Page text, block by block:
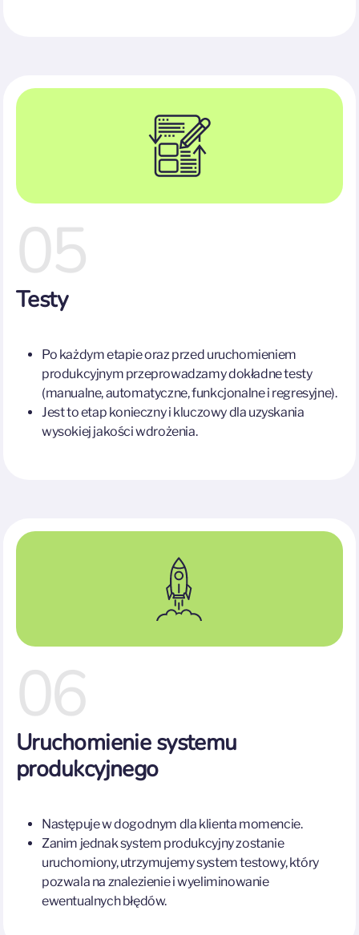
05
Testy
Po każdym etapie oraz przed uruchomieniem
produkcyjnym przeprowadzamy dokładne testy
(manualne, automatyczne, funkcjonalne i regresyjne).
Jest to etap konieczny i kluczowy dla uzyskania
wysokiej jakości wdrożenia.
06
Uruchomienie systemu
produkcyjnego
Następuje w dogodnym dla klienta momencie.
Zanim jednak system produkcyjny zostanie
uruchomiony, utrzymujemy system testowy, który
pozwala na znalezienie i wyeliminowanie
ewentualnych błędów.